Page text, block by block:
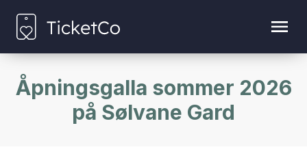
Åpningsgalla sommer 2026
på Sølvane Gard